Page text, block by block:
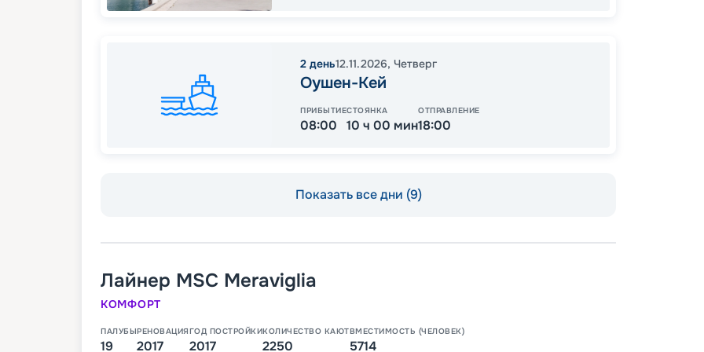
2 день12.11.2026, Четверг
Оушен-Кей
ПРИБЫТИЕ
08:00
СТОЯНКА
10 ч 00 мин
ОТПРАВЛЕНИЕ
18:00
Показать все дни (9)
Лайнер MSC Meraviglia
КОМФОРТ
ПАЛУБЫ
19
РЕНОВАЦИЯ
2017
ГОД ПОСТРОЙКИ
2017
КОЛИЧЕСТВО КАЮТ
2250
ВМЕСТИМОСТЬ (ЧЕЛОВЕК)
5714